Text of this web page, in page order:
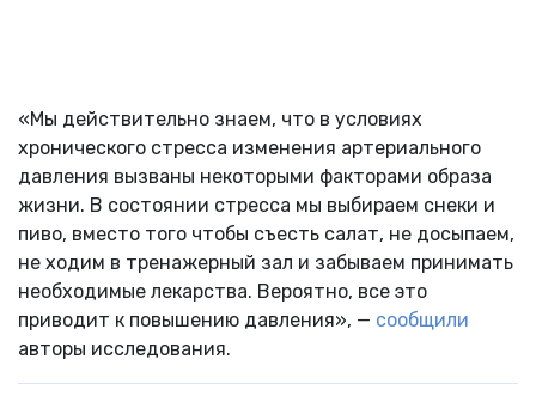
«Мы действительно знаем, что в условиях
хронического стресса изменения артериального
давления вызваны некоторыми факторами образа
жизни. В состоянии стресса мы выбираем снеки и
пиво, вместо того чтобы съесть салат, не досыпаем,
не ходим в тренажерный зал и забываем принимать
необходимые лекарства. Вероятно, все это
приводит к повышению давления», — сообщили
авторы исследования.